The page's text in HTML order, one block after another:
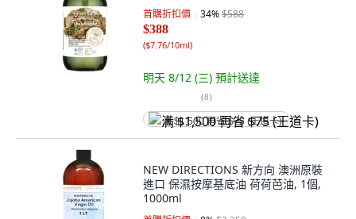
首購折扣價 34%$588
$388
($7.76/10ml)
明天 8/12 (三) 預計送達
(8)
满 $1,500 再省 $75 (王道卡)
NEW DIRECTIONS 新方向 澳洲原裝
進口 保濕按摩基底油 荷荷芭油, 1個,
1000ml